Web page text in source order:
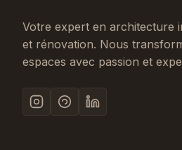
Votre expert en architecture
et rénovation. Nous
espaces avec passion et